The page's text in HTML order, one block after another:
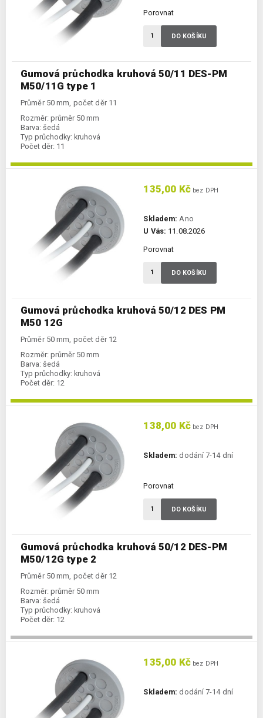
Gumová průchodka kruhová 50/11 DES-PM
M50/11G type 1
Průměr 50 mm, počet děr 11
Rozměr: průměr 50 mm
Barva: šedá
Typ průchodky: kruhová
Počet děr: 11
Porovnat
DO KOŠÍKU
Gumová průchodka kruhová 50/12 DES PM
M50 12G
Průměr 50 mm, počet děr 12
Rozměr: průměr 50 mm
Barva: šedá
Typ průchodky: kruhová
Počet děr: 12
135,00 Kč bez DPH
Skladem: Ano
U Vás: 11.08.2026
Porovnat
DO KOŠÍKU
Gumová průchodka kruhová 50/12 DES-PM
M50/12G type 2
Průměr 50 mm, počet děr 12
Rozměr: průměr 50 mm
Barva: šedá
Typ průchodky: kruhová
Počet děr: 12
138,00 Kč bez DPH
Skladem: dodání 7-14 dní
Porovnat
DO KOŠÍKU
135,00 Kč bez DPH
Skladem: dodání 7-14 dní